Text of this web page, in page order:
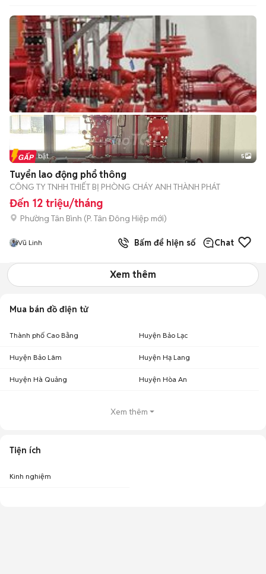
Tin nổi bật 5
Tuyển lao động phổ thông
CÔNG TY TNHH THIẾT BỊ PHÒNG CHÁY ANH THÀNH PHÁT
Đến 12 triệu/tháng
Phường Tân Bình (P. Tân Đông Hiệp mới)
Vũ Linh Bấm để hiện số Chat
Xem thêm
Mua bán đồ điện tử
Thành phố Cao Bằng Huyện Bảo Lạc
Huyện Bảo Lâm Huyện Hạ Lang
Huyện Hà Quảng Huyện Hòa An
Xem thêm
Tiện ích
Kinh nghiệm